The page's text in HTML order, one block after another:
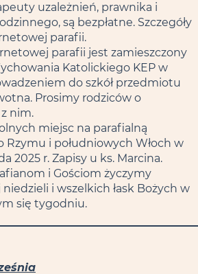
uzależnień, prawnika i
są bezpłatne. Szczegóły
parafii.
parafii jest zamieszczony
Katolickiego KEP w
do szkół przedmiotu
Prosimy rodziców o
nim.
miejsc na parafialną
Rzymu i południowych Włoch w
2025 r. Zapisy u ks. Marcina.
i Gościom życzymy
niedzieli i wszelkich łask Bożych w
się tygodniu.